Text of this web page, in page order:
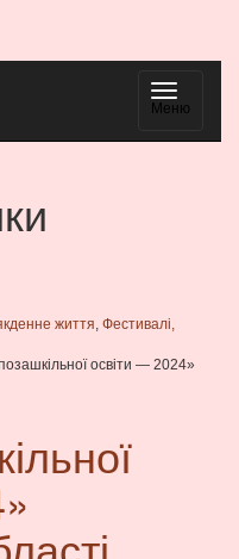
Меню
життя, Фестивалі,
освіти — 2024»